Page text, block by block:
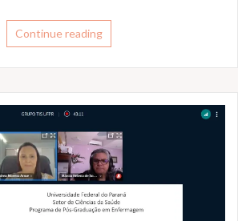
Continue reading